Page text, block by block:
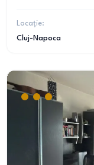
Locație:
Cluj-Napoca